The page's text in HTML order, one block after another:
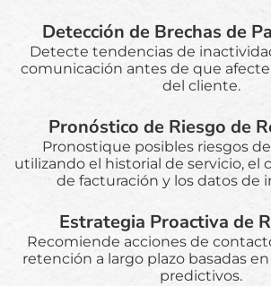
Detección de Brechas de
Detecte tendencias de
comunicación antes de que
del cliente.
Pronóstico de Riesgo de
Pronostique posibles riesgos
utilizando el historial de servicio,
de facturación y los datos de
Estrategia Proactiva de
Recomiende acciones de
retención a largo plazo basadas
predictivos.